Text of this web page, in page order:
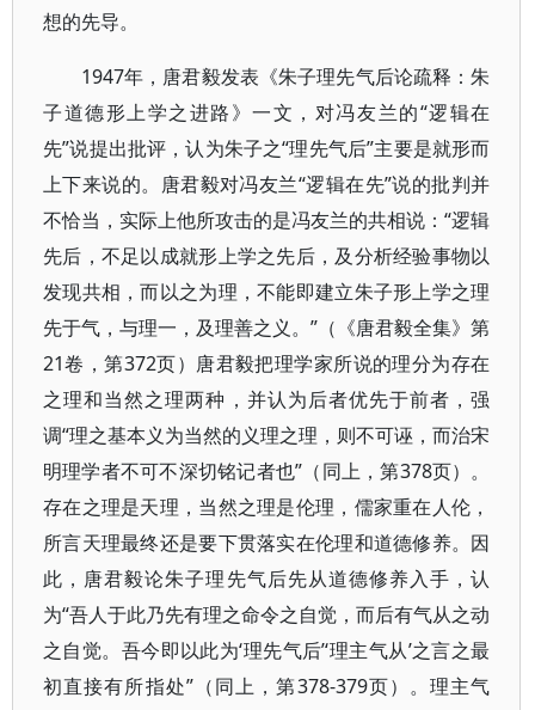
想的先导。
1947年，唐君毅发表《朱子理先气后论疏释：朱
子道德形上学之进路》一文，对冯友兰的“逻辑在
先”说提出批评，认为朱子之“理先气后”主要是就形而
上下来说的。唐君毅对冯友兰“逻辑在先”说的批判并
不恰当，实际上他所攻击的是冯友兰的共相说：“逻辑
先后，不足以成就形上学之先后，及分析经验事物以
发现共相，而以之为理，不能即建立朱子形上学之理
先于气，与理一，及理善之义。”（《唐君毅全集》第
21卷，第372页）唐君毅把理学家所说的理分为存在
之理和当然之理两种，并认为后者优先于前者，强
调“理之基本义为当然的义理之理，则不可诬，而治宋
明理学者不可不深切铭记者也”（同上，第378页）。
存在之理是天理，当然之理是伦理，儒家重在人伦，
所言天理最终还是要下贯落实在伦理和道德修养。因
此，唐君毅论朱子理先气后先从道德修养入手，认
为“吾人于此乃先有理之命令之自觉，而后有气从之动
之自觉。吾今即以此为‘理先气后’‘理主气从’之言之最
初直接有所指处”（同上，第378-379页）。理主气